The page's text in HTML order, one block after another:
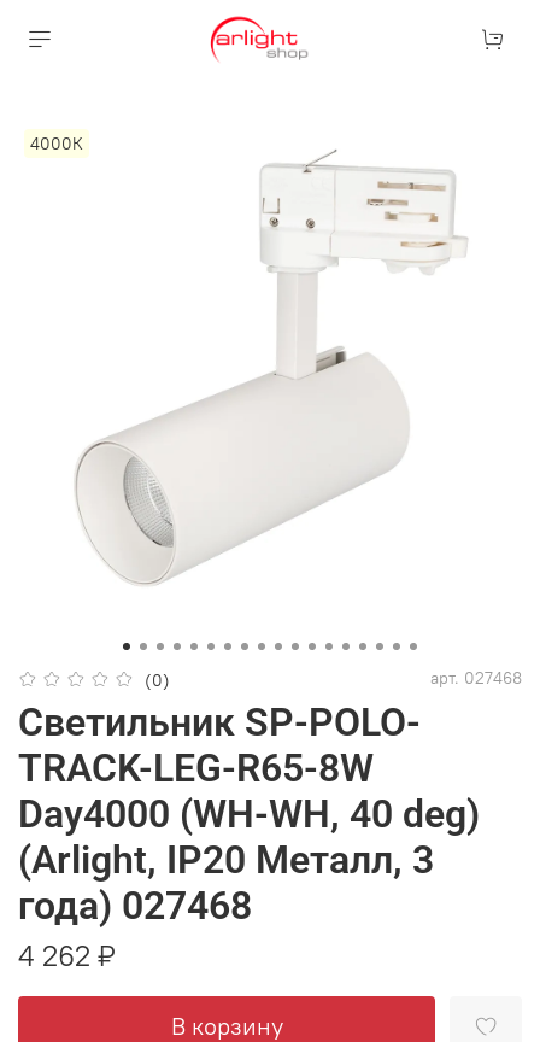
4000К
(0) арт. 027468
Светильник SP-POLO-
TRACK-LEG-R65-8W
Day4000 (WH-WH, 40 deg)
(Arlight, IP20 Металл, 3
года) 027468
4 262 ₽
В корзину